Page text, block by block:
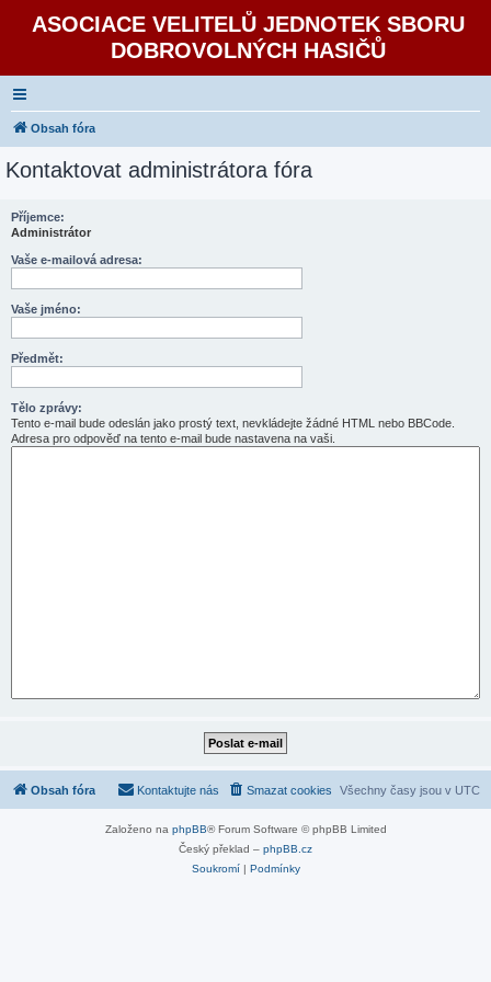
ASOCIACE VELITELŮ JEDNOTEK SBORU
DOBROVOLNÝCH HASIČŮ
Obsah fóra
Kontaktovat administrátora fóra
Příjemce:
Administrátor
Vaše e-mailová adresa:
Vaše jméno:
Předmět:
Tělo zprávy:
Tento e-mail bude odeslán jako prostý text, nevkládejte žádné HTML nebo BBCode.
Adresa pro odpověď na tento e-mail bude nastavena na vaši.
Obsah fóra Všechny časy jsou v UTC
Smazat cookies
Kontaktujte nás
Založeno na phpBB® Forum Software © phpBB Limited
Český překlad – phpBB.cz
Soukromí| Podmínky